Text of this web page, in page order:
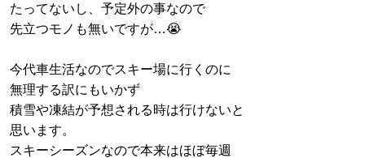
たってないし、予定外の事なので
先立つモノも無いですが…😭
今代車生活なのでスキー場に行くのに
無理する訳にもいかず
積雪や凍結が予想される時は行けないと
思います。
スキーシーズンなので本来はほぼ毎週